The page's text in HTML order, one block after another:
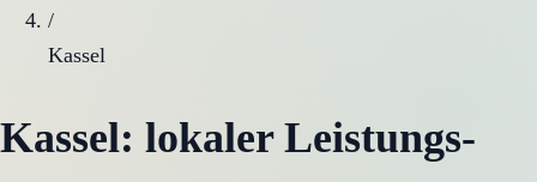
/
Kassel
Kassel: lokaler Leistungs-